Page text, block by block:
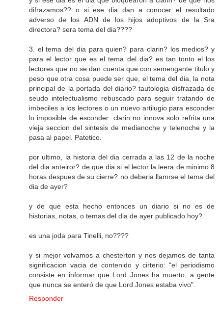
difrazamos?? o si ese dia dan a conocer el resultado
adverso de los ADN de los hijos adoptivos de la Sra
directora? sera tema del dia????
3. el tema del dia para quien? para clarin? los medios? y
para el lector que es el tema del dia? es tan tonto el los
lectores que no se dan cuenta que con semengante titulo y
peso que otra cosa puede ser que, el tema del dia, la nota
principal de la portada del diario? tautologia disfrazada de
seudo intelectualismo rebuscado para seguir tratando de
imbeciles a los lectores o un nuevo artilugio para esconder
lo imposible de esconder: clarin no innova solo refrita una
vieja seccion del sintesis de medianoche y telenoche y la
pasa al papel. Patetico.
por ultimo, la historia del dia cerrada a las 12 de la noche
del dia anteiror? de que dia si el lector la leera de minimo 8
horas despues de su cierre? no deberia llamrse el tema del
dia de ayer?
y de que esta hecho entonces un diario si no es de
historias, notas, o temas del dia de ayer publicado hoy?
es una joda para Tinelli, no????
y si mejor volvamos a chesterton y nos dejamos de tanta
significacion vacia de contenido y cirterio: "el periodismo
consiste en informar que Lord Jones ha muerto, a gente
que nunca se enteró de que Lord Jones estaba vivo".
Responder